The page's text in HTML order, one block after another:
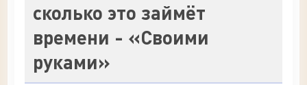
сколько это займёт
времени - «Своими
руками»